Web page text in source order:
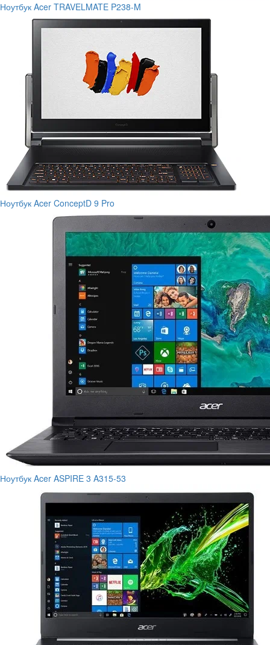
Ноутбук Acer TRAVELMATE P238-M
Ноутбук Acer ConceptD 9 Pro
Ноутбук Acer ASPIRE 3 A315-53